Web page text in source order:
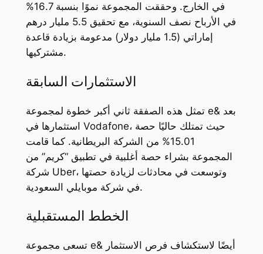
في الخارج. وحققت المجموعة نموًا بنسبة 16.7%
في الأرباح نصف السنوية، مع تحقيق 5.5 مليار درهم
إماراتي (1.5 مليار دولار) مدعومة بزيادة قاعدة
مشتركيها.
الاستثمارات السابقة
تمثل هذه الصفقة ثاني أكبر خطوة لمجموعة e& بعد
استثمارها في Vodafone، حيث تمتلك حاليًا حصة
15.01% من الشركة البريطانية. كما قامت
المجموعة بشراء حصة أغلبية في تطبيق “كريم” من
شركة Uber، وتوسعت في محادثات لزيادة حصتها
في شركة موبايلي السعودية.
الخطط المستقبلية
تسعى مجموعة e& أيضًا لاستكشاف فرص الاستثمار